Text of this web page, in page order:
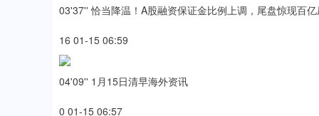
03'37'' 恰当降温！A股融资保证金比例上调，尾盘惊现百
16 01-15 06:59
04'09'' 1月15日清早海外资讯
0 01-15 06:57